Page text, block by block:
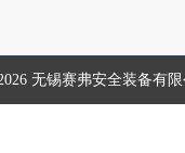
无锡赛弗安全装备有